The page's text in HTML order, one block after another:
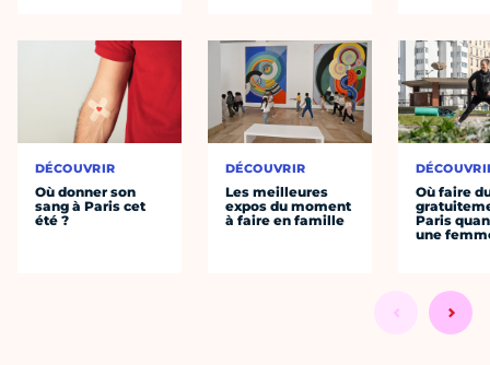
DÉCOUVRIR
Où donner son
sang à Paris cet
été ?
DÉCOUVRIR
Les meilleures
expos du moment
à faire en famille
Où faire
Paris
une